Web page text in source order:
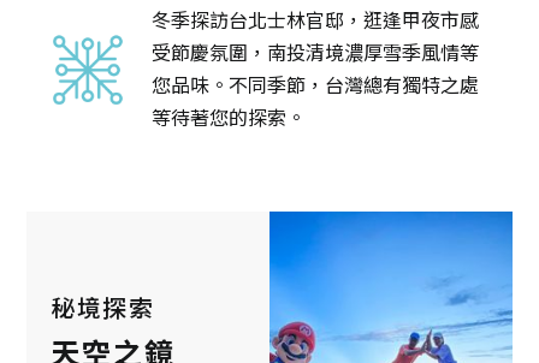
冬季探訪台北士林官邸，逛逢甲夜市感
受節慶氛圍，南投清境濃厚雪季風情等
您品味。不同季節，台灣總有獨特之處
等待著您的探索。
秘境探索
天空之鏡